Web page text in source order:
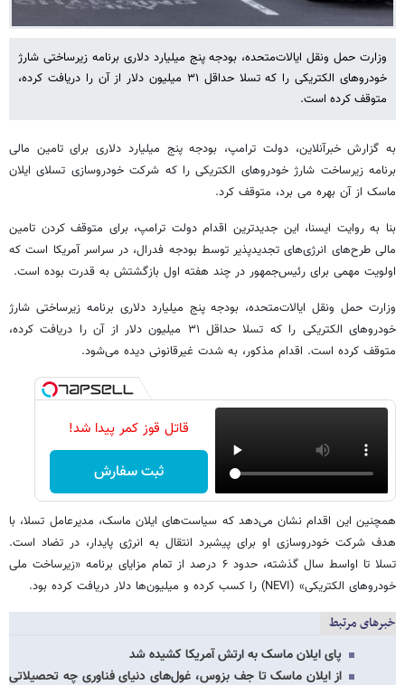
وزارت حمل ونقل ایالات‌متحده، بودجه پنج میلیارد دلاری برنامه زیرساختی شارژ
خودروهای الکتریکی را که تسلا حداقل ۳۱ میلیون دلار از آن را دریافت کرده،
متوقف کرده است.
به گزارش خبرآنلاین، دولت ترامپ، بودجه پنج میلیارد دلاری برای تامین مالی
برنامه زیرساخت شارژ خودروهای الکتریکی را که شرکت خودروسازی تسلای ایلان
ماسک از آن بهره می برد، متوقف کرد.
بنا به روایت ایسنا، این جدیدترین اقدام دولت ترامپ، برای متوقف کردن تامین
مالی طرح‌های انرژی‌های تجدیدپذیر توسط بودجه فدرال، در سراسر آمریکا است که
اولویت مهمی برای رئیس‌جمهور در چند هفته اول بازگشتش به قدرت بوده است.
وزارت حمل ونقل ایالات‌متحده، بودجه پنج میلیارد دلاری برنامه زیرساختی شارژ
خودروهای الکتریکی را که تسلا حداقل ۳۱ میلیون دلار از آن را دریافت کرده،
متوقف کرده است. اقدام مذکور، به شدت غیرقانونی دیده می‌شود.
قاتل قوز کمر پیدا شد!
ثبت سفارش
همچنین این اقدام نشان می‌دهد که سیاست‌های ایلان ماسک، مدیرعامل تسلا، با
هدف شرکت خودروسازی او برای پیشبرد انتقال به انرژی پایدار، در تضاد است.
تسلا تا اواسط سال گذشته، حدود ۶ درصد از تمام مزایای برنامه «زیرساخت ملی
خودروهای الکتریکی» (NEVI) را کسب کرده و میلیون‌ها دلار دریافت کرده بود.
خبرهای مرتبط
پای ایلان ماسک به ارتش آمریکا کشیده شد
از ایلان ماسک تا جف بزوس، غول‌های دنیای فناوری چه تحصیلاتی